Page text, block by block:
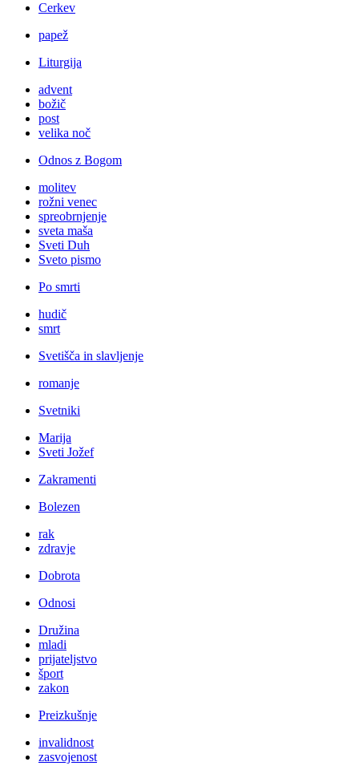
Cerkev
papež
Liturgija
advent
božič
post
velika noč
Odnos z Bogom
molitev
rožni venec
spreobrnjenje
sveta maša
Sveti Duh
Sveto pismo
Po smrti
hudič
smrt
Svetišča in slavljenje
romanje
Svetniki
Marija
Sveti Jožef
Zakramenti
Bolezen
rak
zdravje
Dobrota
Odnosi
Družina
mladi
prijateljstvo
šport
zakon
Preizkušnje
invalidnost
zasvojenost